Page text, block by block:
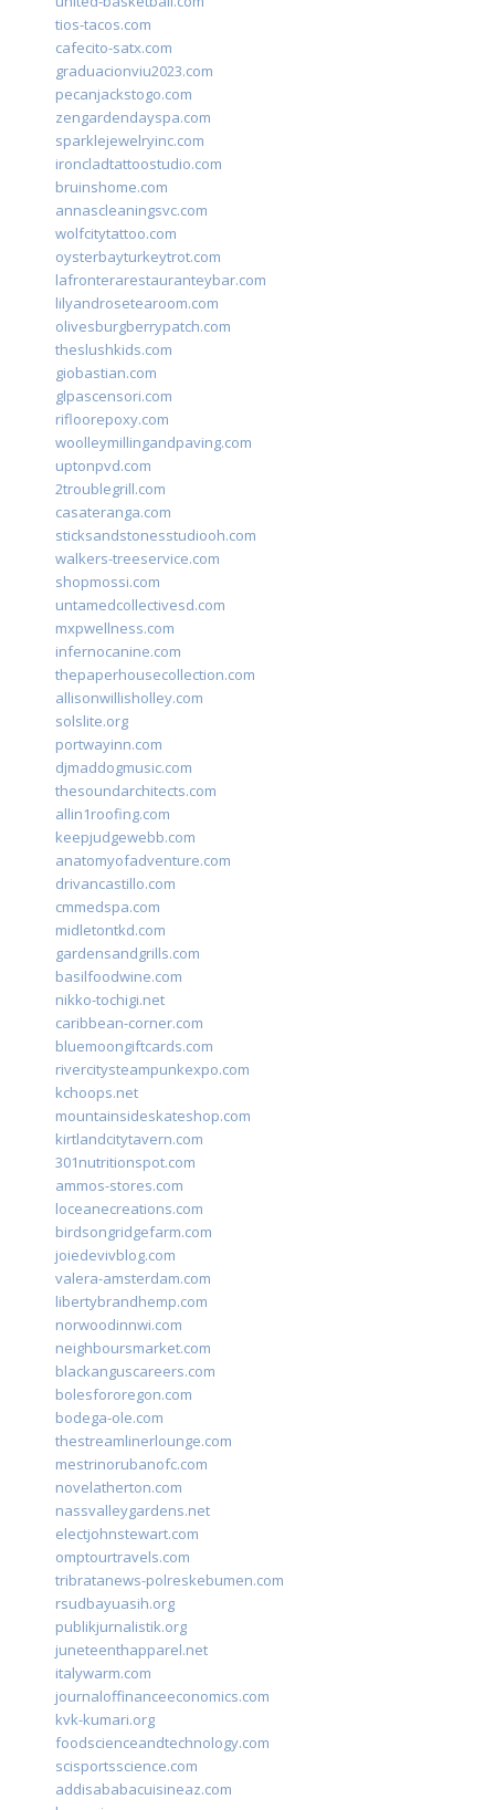
tios-tacos.com
cafecito-satx.com
graduacionviu2023.com
pecanjackstogo.com
zengardendayspa.com
sparklejewelryinc.com
ironcladtattoostudio.com
bruinshome.com
annascleaningsvc.com
wolfcitytattoo.com
oysterbayturkeytrot.com
lafronterarestauranteybar.com
lilyandrosetearoom.com
olivesburgberrypatch.com
theslushkids.com
giobastian.com
glpascensori.com
rifloorepoxy.com
woolleymillingandpaving.com
uptonpvd.com
2troublegrill.com
casateranga.com
sticksandstonesstudiooh.com
walkers-treeservice.com
shopmossi.com
untamedcollectivesd.com
mxpwellness.com
infernocanine.com
thepaperhousecollection.com
allisonwillisholley.com
solslite.org
portwayinn.com
djmaddogmusic.com
thesoundarchitects.com
allin1roofing.com
keepjudgewebb.com
anatomyofadventure.com
drivancastillo.com
cmmedspa.com
midletontkd.com
gardensandgrills.com
basilfoodwine.com
nikko-tochigi.net
caribbean-corner.com
bluemoongiftcards.com
rivercitysteampunkexpo.com
kchoops.net
mountainsideskateshop.com
kirtlandcitytavern.com
301nutritionspot.com
ammos-stores.com
loceanecreations.com
birdsongridgefarm.com
joiedevivblog.com
valera-amsterdam.com
libertybrandhemp.com
norwoodinnwi.com
neighboursmarket.com
blackanguscareers.com
bolesfororegon.com
bodega-ole.com
thestreamlinerlounge.com
mestrinorubanofc.com
novelatherton.com
nassvalleygardens.net
electjohnstewart.com
omptourtravels.com
tribratanews-polreskebumen.com
rsudbayuasih.org
publikjurnalistik.org
juneteenthapparel.net
italywarm.com
journaloffinanceeconomics.com
kvk-kumari.org
foodscienceandtechnology.com
scisportsscience.com
addisababacuisineaz.com